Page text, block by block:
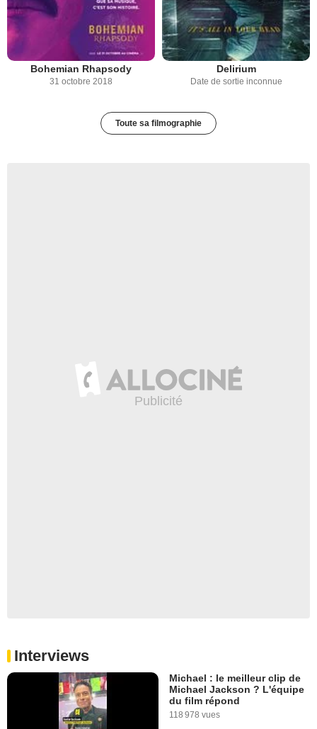
Bohemian Rhapsody
31 octobre 2018
Delirium
Date de sortie inconnue
Toute sa filmographie
Interviews
Michael : le meilleur clip de
Michael Jackson ? L'équipe
du film répond
118 978 vues